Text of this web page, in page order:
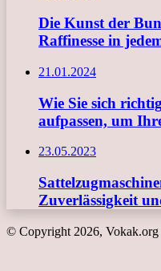
Die Kunst der
Raffinesse in
21.01.2024
Wie Sie sich
aufpassen, um
23.05.2023
Zuverlässigkeit
© Copyright 2026, Vokak.org